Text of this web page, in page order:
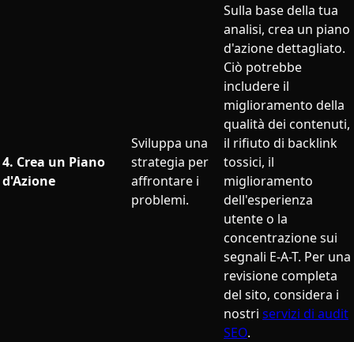
4. Crea un Piano
d'Azione
Sviluppa una
strategia per
affrontare i
problemi.
Sulla base della tua
analisi, crea un piano
d'azione dettagliato.
Ciò potrebbe
includere il
miglioramento della
qualità dei contenuti,
il rifiuto di backlink
tossici, il
miglioramento
dell'esperienza
utente o la
concentrazione sui
segnali E-A-T. Per una
revisione completa
del sito, considera i
nostri servizi di audit
SEO.